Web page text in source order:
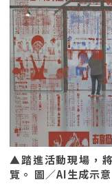
▲踏進活動現場，
覽。 圖／AI生成示意